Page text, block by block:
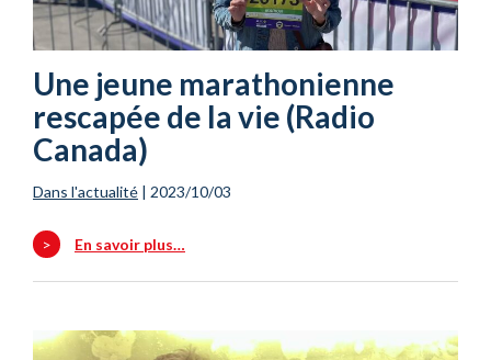
Une jeune marathonienne
rescapée de la vie (Radio
Canada)
Dans l'actualité 2023/10/03
> En savoir plus…